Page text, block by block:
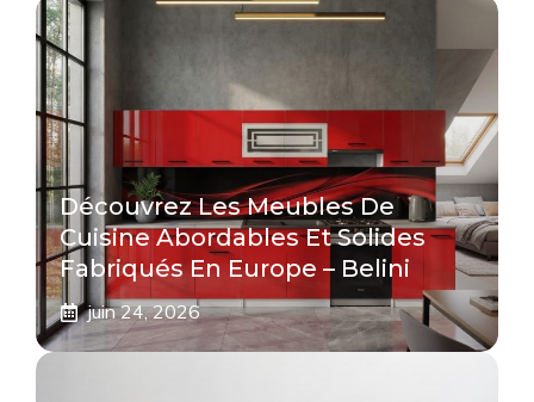
Découvrez Les Meubles De
Cuisine Abordables Et Solides
Fabriqués En Europe – Belini
juin 24, 2026